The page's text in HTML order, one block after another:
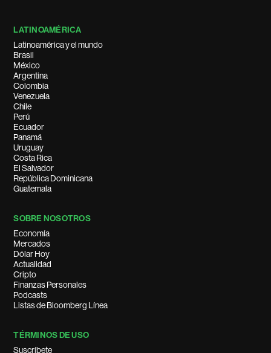
LATINOAMÉRICA
Latinoamérica y el mundo
Brasil
México
Argentina
Colombia
Venezuela
Chile
Perú
Ecuador
Panamá
Uruguay
Costa Rica
El Salvador
República Dominicana
Guatemala
SOBRE NOSOTROS
Economía
Mercados
Dólar Hoy
Actualidad
Cripto
Finanzas Personales
Podcasts
Listas de Bloomberg Línea
TÉRMINOS DE USO
Suscríbete